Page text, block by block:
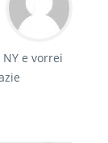
e vorrei